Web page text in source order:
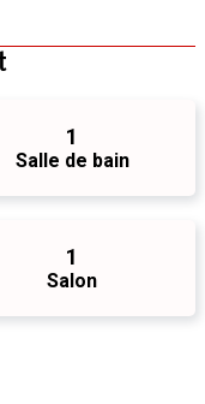
1
Salle de bain
1
Salon